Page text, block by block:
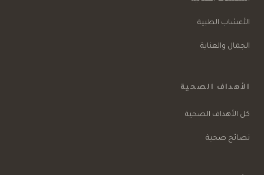
الأعشاب الطبية
الجمال والعناية
الأهداف الصحية
كل الأهداف الصحية
نصائح صحية